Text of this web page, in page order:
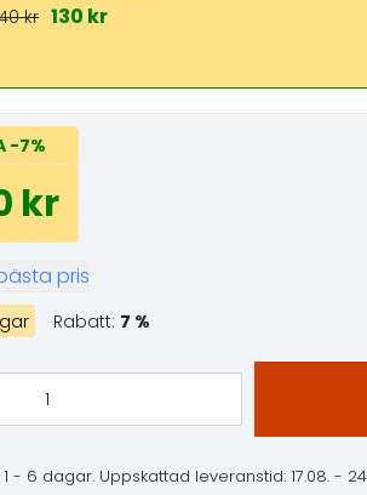
kr 130 kr
-7%
kr
pris
Rabatt: 7 %
- 6 dagar. Uppskattad leveranstid: 17.08. -